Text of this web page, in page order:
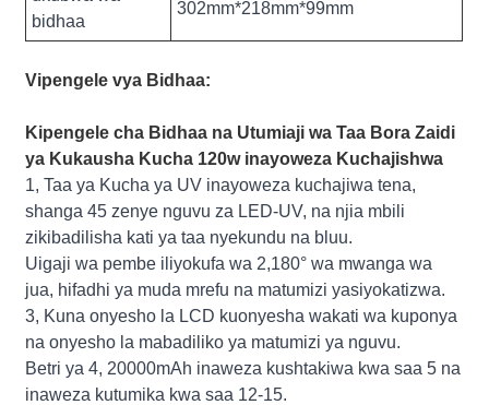
bidhaa
302mm*218mm*99mm
Vipengele vya Bidhaa:
Kipengele cha Bidhaa na Utumiaji wa Taa Bora Zaidi
ya Kukausha Kucha 120w inayoweza Kuchajishwa
1, Taa ya Kucha ya UV inayoweza kuchajiwa tena,
shanga 45 zenye nguvu za LED-UV, na njia mbili
zikibadilisha kati ya taa nyekundu na bluu.
Uigaji wa pembe iliyokufa wa 2,180° wa mwanga wa
jua, hifadhi ya muda mrefu na matumizi yasiyokatizwa.
3, Kuna onyesho la LCD kuonyesha wakati wa kuponya
na onyesho la mabadiliko ya matumizi ya nguvu.
Betri ya 4, 20000mAh inaweza kushtakiwa kwa saa 5 na
inaweza kutumika kwa saa 12-15.